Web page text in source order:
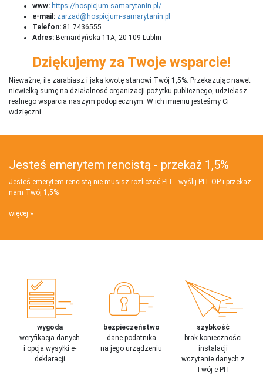
www: https://hospicjum-samarytanin.pl/
e-mail: zarzad@hospicjum-samarytanin.pl
Telefon: 81 7436555
Adres: Bernardyńska 11A, 20-109 Lublin
Dziękujemy za Twoje wsparcie!
Nieważne, ile zarabiasz i jaką kwotę stanowi Twój 1,5%. Przekazując nawet
niewielką sumę na działalnosć organizacji pożytku publicznego, udzielasz
realnego wsparcia naszym podopiecznym. W ich imieniu jesteśmy Ci
wdzięczni.
Jesteś emerytem rencistą - przekaż 1,5%
Jesteś emerytem rencistą nie musisz rozliczać PIT - wyślij PIT‑OP i przekaż
nam Twój 1,5%
więcej
wygoda
weryfikacja danych
i opcja wysyłki e-
deklaracji
bezpieczeństwo
dane podatnika
na jego urządzeniu
szybkość
brak konieczności
instalacji
wczytanie danych z
Twój e-PIT